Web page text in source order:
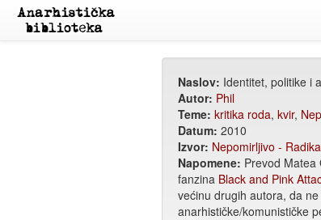
Naslov: Identitet, politike i
Autor: Phil
Teme: kritika roda, kvir,
Datum: 2010
Izvor: Nepomirljivo -
Napomene: Prevod Matea
fanzina Black and Pink
većinu drugih autora, da
anarhističke/komunističke